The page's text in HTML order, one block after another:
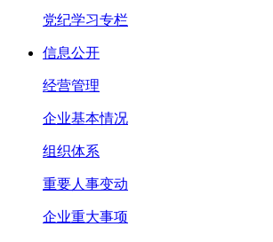
党纪学习专栏
信息公开
经营管理
企业基本情况
组织体系
重要人事变动
企业重大事项